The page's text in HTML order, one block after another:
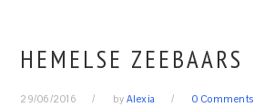
HEMELSE ZEEBAARS
29/06/2016 by Alexia 0 Comments